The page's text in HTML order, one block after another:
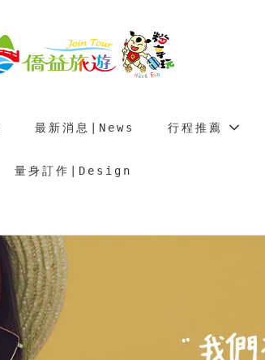
最新消息∣News 行程推薦
量身訂作∣Design